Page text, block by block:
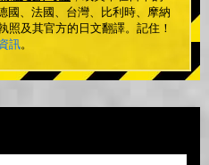
國、法國、台灣、比利時、摩納
照及其官方的日文翻譯。記住！
訊。